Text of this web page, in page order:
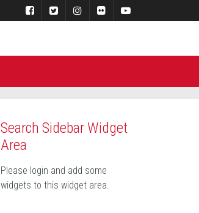
Search Sidebar Widget
Area
Please login and add some
widgets to this widget area.